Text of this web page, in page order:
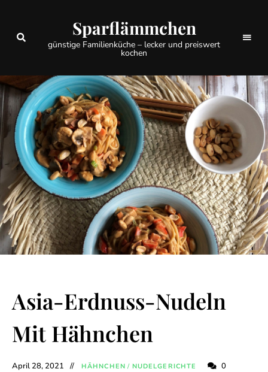
Sparflämmchen
günstige Familienküche – lecker und preiswert
kochen
Asia-Erdnuss-Nudeln
Mit Hähnchen
April 28, 2021 HÄHNCHEN / NUDELGERICHTE 0